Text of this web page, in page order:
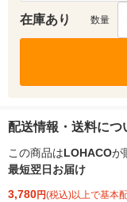
在庫あり 数量
配送情報・送料につ
この商品はLOHACOが
最短翌日お届け
3,780円(税込)以上で基本